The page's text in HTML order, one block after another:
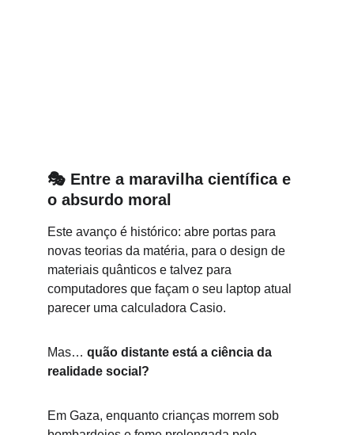
🎭 Entre a maravilha científica e
o absurdo moral
Este avanço é histórico: abre portas para
novas teorias da matéria, para o design de
materiais quânticos e talvez para
computadores que façam o seu laptop atual
parecer uma calculadora Casio.
Mas… quão distante está a ciência da
realidade social?
Em Gaza, enquanto crianças morrem sob